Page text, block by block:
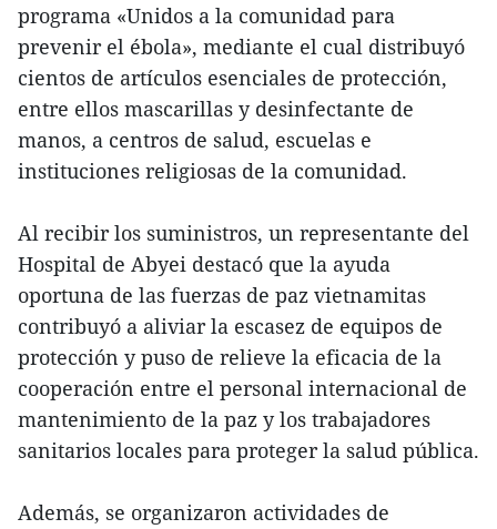
programa «Unidos a la comunidad para
prevenir el ébola», mediante el cual distribuyó
cientos de artículos esenciales de protección,
entre ellos mascarillas y desinfectante de
manos, a centros de salud, escuelas e
instituciones religiosas de la comunidad.
Al recibir los suministros, un representante del
Hospital de Abyei destacó que la ayuda
oportuna de las fuerzas de paz vietnamitas
contribuyó a aliviar la escasez de equipos de
protección y puso de relieve la eficacia de la
cooperación entre el personal internacional de
mantenimiento de la paz y los trabajadores
sanitarios locales para proteger la salud pública.
Además, se organizaron actividades de